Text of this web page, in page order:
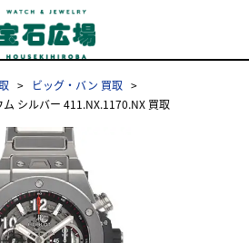
ビッグ・バン 買取
シルバー 411.NX.1170.NX 買取